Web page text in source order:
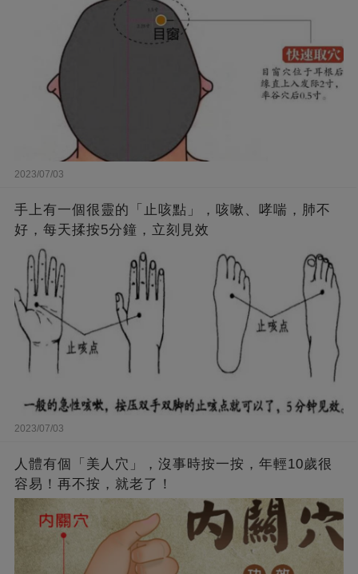
2023/07/03
手上有一個很靈的「止咳點」，咳嗽、哮喘，肺不
好，每天揉按5分鐘，立刻見效
2023/07/03
人體有個「美人穴」，沒事時按一按，年輕10歲很
容易！再不按，就老了！